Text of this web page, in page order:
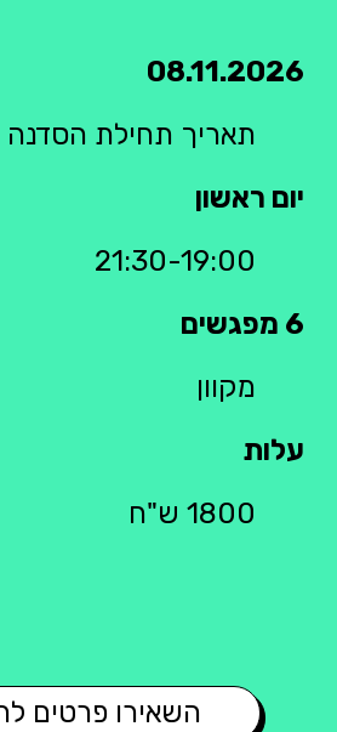
08.11.2026
תאריך תחילת הסדנה
יום ראשון
21:30-19:00
6 מפגשים
מקוון
עלות
1800 ש"ח
השאירו פרטים